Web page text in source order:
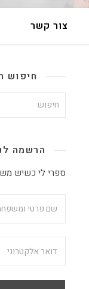
צור קשר
חיפוש
הרשמה
ספרי לי כשיש